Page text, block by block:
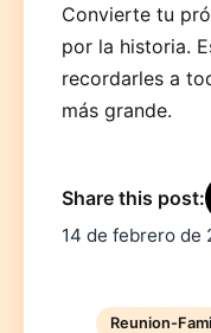
Convierte tu
por la historia.
recordarles a
más grande.
Share this post:
14 de febrero de
Reunion-